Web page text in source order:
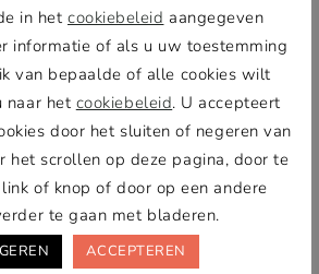
ook dat we altijd een
zodat je nooit lang
op jouw favoriete product.
producten getest op
zodat je met een gerust
voor Pawness.
in het cookiebeleid aangegeven
informatie of als u uw toestemming
van bepaalde of alle cookies wilt
naar het cookiebeleid. U accepteert
door het sluiten of negeren van
het scrollen op deze pagina, door te
of knop of door op een andere
te gaan met bladeren.
ACCEPTEREN